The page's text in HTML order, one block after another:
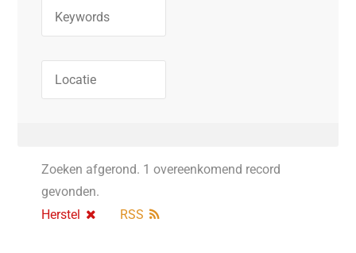
Zoeken afgerond. 1 overeenkomend record
gevonden.
Herstel
RSS